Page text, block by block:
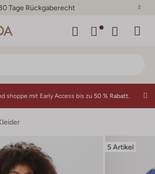
Tage Rückgaberecht
shoppe mit Early Access bis zu 50 % Rabatt.
5 Artikel